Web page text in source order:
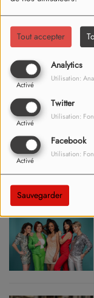
Tout accepter
Analytics
Activé
Utilisation:
Twitter
Activé
Utilisation:
Facebook
Activé
Utilisation:
Sauvegarder